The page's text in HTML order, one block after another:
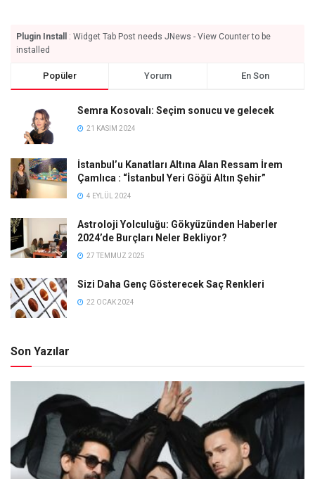
Plugin Install
: Widget Tab Post needs JNews - View Counter to be
installed
Popüler Yorum En Son
Semra Kosovalı: Seçim sonucu ve gelecek
21 KASIM 2024
İstanbul’u Kanatları Altına Alan Ressam İrem
Çamlıca : “İstanbul Yeri Göğü Altın Şehir”
4 EYLÜL 2024
Astroloji Yolculuğu: Gökyüzünden Haberler
2024’de Burçları Neler Bekliyor?
27 TEMMUZ 2025
Sizi Daha Genç Gösterecek Saç Renkleri
22 OCAK 2024
Son Yazılar